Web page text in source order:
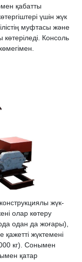
қабатты
үшін жүк
муфтасы және
көтеріледі. Консоль
жүк-
олар көтеру
одан да жоғары),
жүктемені
кг). Сонымен
қатар